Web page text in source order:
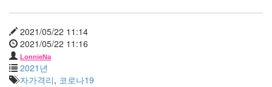
2021/05/22 11:14
2021/05/22 11:16
LonnieNa
2021년
자가격리, 코로나19
3
월
0
2010
년
4